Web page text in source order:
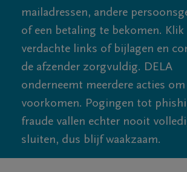
mailadressen, andere
of een betaling te bekomen.
verdachte links of bijlagen en
de afzender zorgvuldig. DELA
onderneemt meerdere acties
voorkomen. Pogingen tot
fraude vallen echter nooit
sluiten, dus blijf waakzaam.